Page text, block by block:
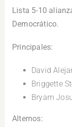
Lista 5-10
Democrático.
Principales:
David
Briggette
Bryam
Alternos: